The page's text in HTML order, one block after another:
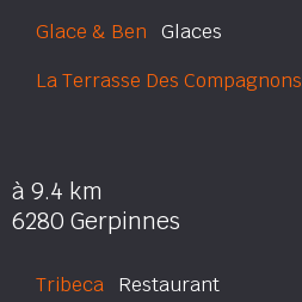
Glace & Ben Glaces
La Terrasse Des Compagnons
à 9.4 km
6280 Gerpinnes
Tribeca Restaurant